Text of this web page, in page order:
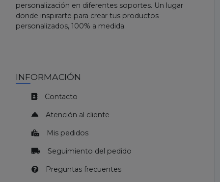
personalización en diferentes soportes. Un lugar
donde inspirarte para crear tus productos
personalizados, 100% a medida.
INFORMACIÓN
Contacto
Atención al cliente
Mis pedidos
Seguimiento del pedido
Preguntas frecuentes